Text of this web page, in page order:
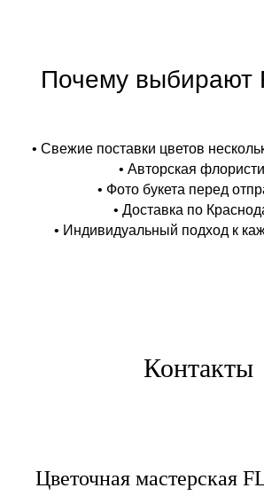
Почему выбирают
• Свежие поставки цветов
• Авторская
• Фото букета перед
• Доставка по
• Индивидуальный подход к
Контакты
Цветочная мастерская